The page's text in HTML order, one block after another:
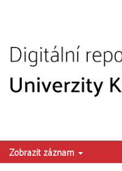
Zobrazit záznam